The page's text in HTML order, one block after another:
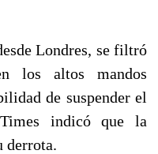
Londres, se filtró
los altos mandos
de suspender el
indicó que la
derrota.